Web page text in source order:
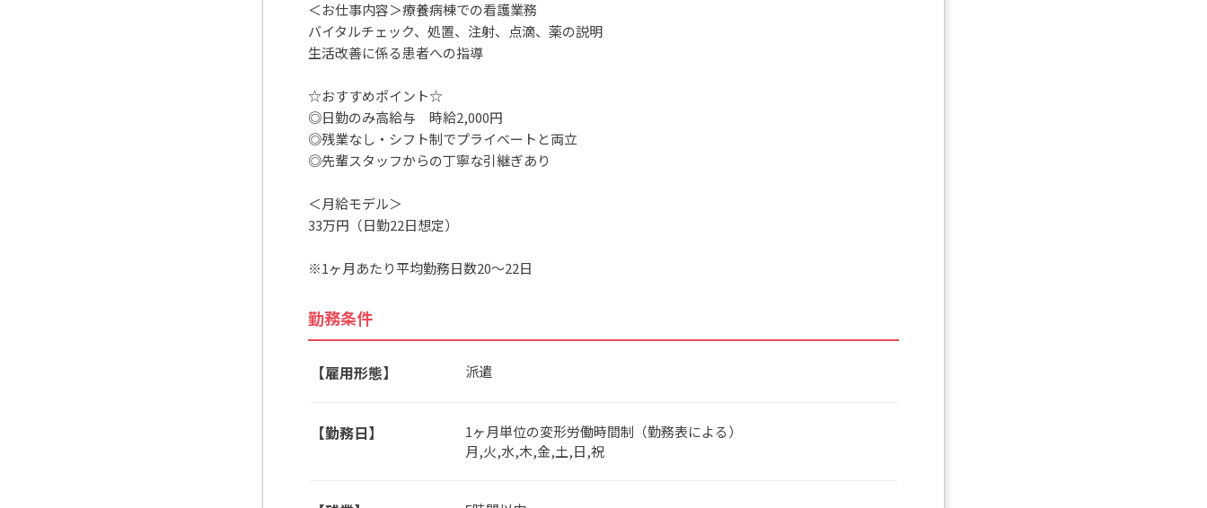
＜お仕事内容＞療養病棟での看護業務
バイタルチェック、処置、注射、点滴、薬の説明
生活改善に係る患者への指導
☆おすすめポイント☆
◎日勤のみ高給与 時給2,000円
◎残業なし・シフト制でプライベートと両立
◎先輩スタッフからの丁寧な引継ぎあり
＜月給モデル＞
33万円（日勤22日想定）
※1ヶ月あたり平均勤務日数20～22日
勤務条件
【雇用形態】 派遣
【勤務日】
1ヶ月単位の変形労働時間制（勤務表による）
月,火,水,木,金,土,日,祝